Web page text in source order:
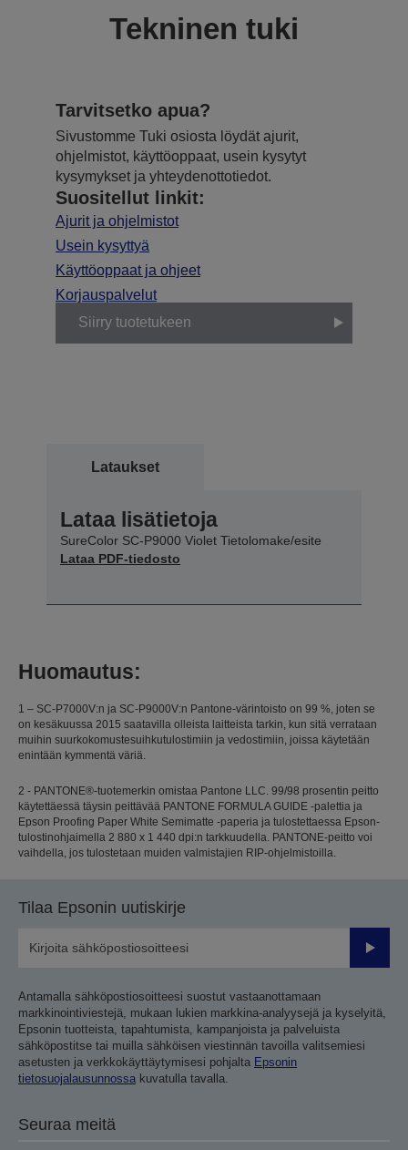
Tekninen tuki
Tarvitsetko apua?
Sivustomme Tuki osiosta löydät ajurit,
ohjelmistot, käyttöoppaat, usein kysytyt
kysymykset ja yhteydenottotiedot.
Suositellut linkit:
Ajurit ja ohjelmistot
Usein kysyttyä
Käyttöoppaat ja ohjeet
Korjauspalvelut
Siirry tuotetukeen
Lataukset
Lataa lisätietoja
SureColor SC-P9000 Violet Tietolomake/esite
Lataa PDF-tiedosto
Huomautus:
1 – SC-P7000V:n ja SC-P9000V:n Pantone-värintoisto on 99 %, joten se
on kesäkuussa 2015 saatavilla olleista laitteista tarkin, kun sitä verrataan
muihin suurkokomustesuihkutulostimiin ja vedostimiin, joissa käytetään
enintään kymmentä väriä.
2 - PANTONE®-tuotemerkin omistaa Pantone LLC. 99/98 prosentin peitto
käytettäessä täysin peittävää PANTONE FORMULA GUIDE -palettia ja
Epson Proofing Paper White Semimatte -paperia ja tulostettaessa Epson-
tulostinohjaimella 2 880 x 1 440 dpi:n tarkkuudella. PANTONE-peitto voi
vaihdella, jos tulostetaan muiden valmistajien RIP-ohjelmistoilla.
Tilaa Epsonin uutiskirje
Lähetä
Antamalla sähköpostiosoitteesi suostut vastaanottamaan
markkinointiviestejä, mukaan lukien markkina-analyysejä ja kyselyitä,
Epsonin tuotteista, tapahtumista, kampanjoista ja palveluista
sähköpostitse tai muilla sähköisen viestinnän tavoilla valitsemiesi
asetusten ja verkkokäyttäytymisesi pohjalta Epsonin
tietosuojalausunnossa kuvatulla tavalla.
Seuraa meitä